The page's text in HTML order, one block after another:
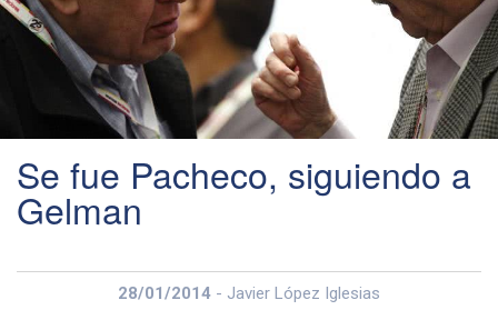
Se fue Pacheco, siguiendo a
Gelman
28/01/2014 - Javier López Iglesias